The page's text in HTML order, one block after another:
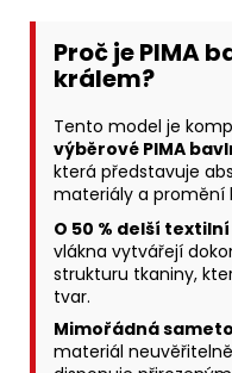
Proč je PIMA
králem?
Tento model je
výběrové PIMA
která představuje
materiály a promění
O 50 % delší
vlákna vytvářejí
strukturu tkaniny,
tvar.
Mimořádná
materiál